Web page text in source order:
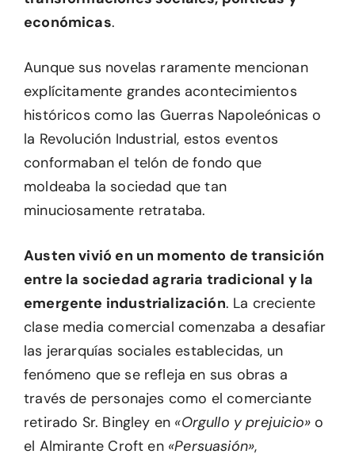
económicas.
Aunque sus novelas raramente mencionan
explícitamente grandes acontecimientos
históricos como las Guerras Napoleónicas o
la Revolución Industrial, estos eventos
conformaban el telón de fondo que
moldeaba la sociedad que tan
minuciosamente retrataba.
Austen vivió en un momento de transición
entre la sociedad agraria tradicional y la
emergente industrialización. La creciente
clase media comercial comenzaba a desafiar
las jerarquías sociales establecidas, un
fenómeno que se refleja en sus obras a
través de personajes como el comerciante
retirado Sr. Bingley en «Orgullo y prejuicio» o
el Almirante Croft en «Persuasión»,